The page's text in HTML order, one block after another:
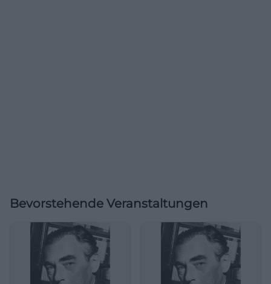
Bevorstehende Veranstaltungen